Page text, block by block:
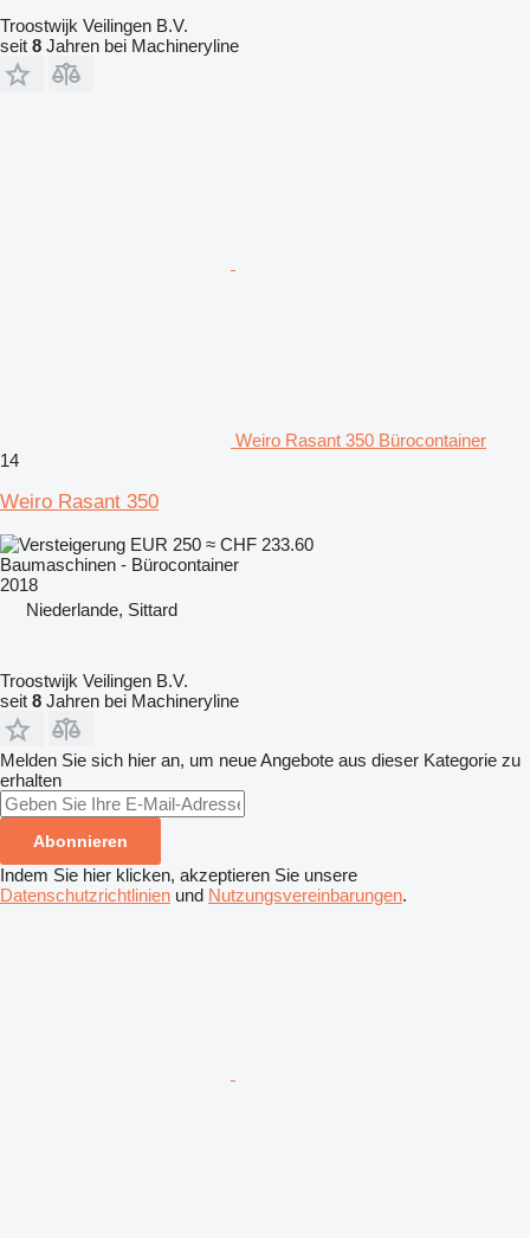
Troostwijk Veilingen B.V.
seit 8 Jahren bei Machineryline
Weiro Rasant 350 Bürocontainer
14
Weiro Rasant 350
EUR 250 ≈ CHF 233.60
Baumaschinen - Bürocontainer
2018
Niederlande, Sittard
Troostwijk Veilingen B.V.
seit 8 Jahren bei Machineryline
Melden Sie sich hier an, um neue Angebote aus dieser Kategorie zu
erhalten
Abonnieren
Indem Sie hier klicken, akzeptieren Sie unsere
Datenschutzrichtlinien und Nutzungsvereinbarungen.